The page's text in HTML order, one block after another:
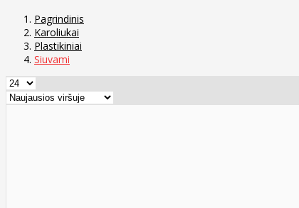
Pagrindinis
Karoliukai
Plastikiniai
Siuvami